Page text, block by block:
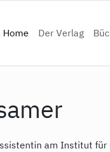
Home(current)
Der Verlag
am Institut